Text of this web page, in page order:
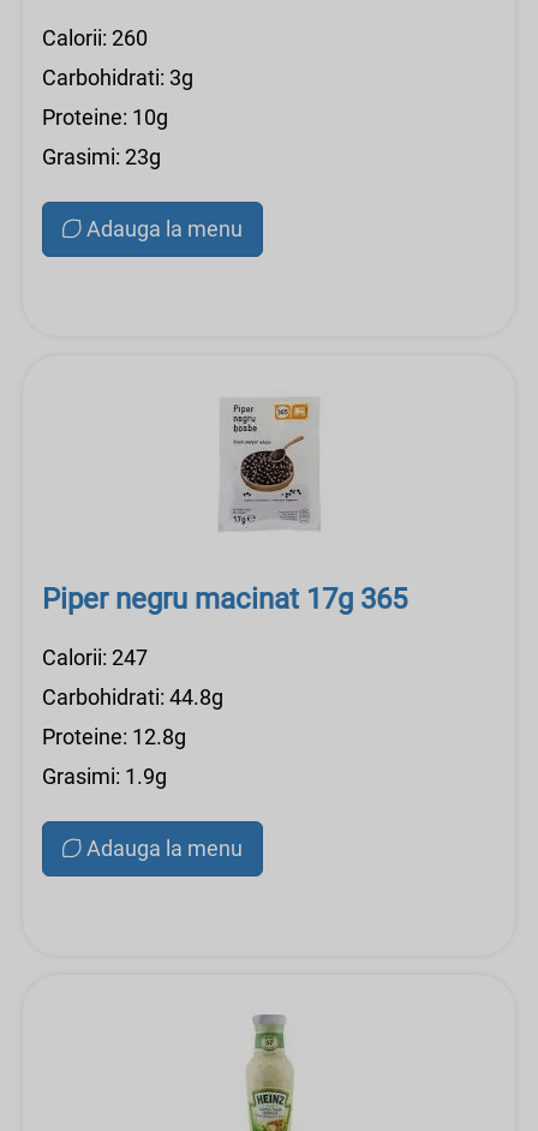
Calorii: 260
Carbohidrati: 3g
Proteine: 10g
Grasimi: 23g
Adauga la menu
Piper negru macinat 17g 365
Calorii: 247
Carbohidrati: 44.8g
Proteine: 12.8g
Grasimi: 1.9g
Adauga la menu